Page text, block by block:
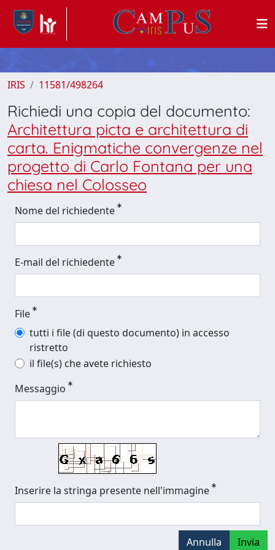
IRIS 11581/498264
Richiedi una copia del documento:
Architettura picta e architettura di
carta. Enigmatiche convergenze nel
progetto di Carlo Fontana per una
chiesa nel Colosseo
Nome del richiedente
E-mail del richiedente
File
tutti i file (di questo documento) in accesso
ristretto
il file(s) che avete richiesto
Messaggio
Inserire la stringa presente nell'immagine
Annulla Invia